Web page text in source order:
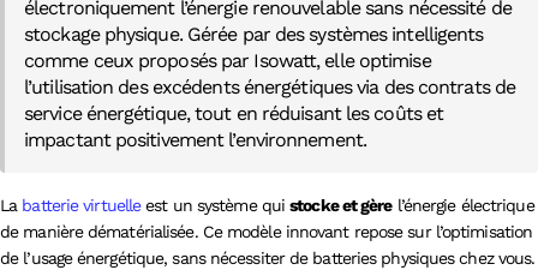
électroniquement l’énergie renouvelable sans nécessité de
stockage physique. Gérée par des systèmes intelligents
comme ceux proposés par Isowatt, elle optimise
l’utilisation des excédents énergétiques via des contrats de
service énergétique, tout en réduisant les coûts et
impactant positivement l’environnement.
La batterie virtuelleest un système quistocke et gèrel’énergie électrique
de manière dématérialisée. Ce modèle innovant repose sur l’optimisation
de l’usage énergétique, sans nécessiter de batteries physiques chez vous.